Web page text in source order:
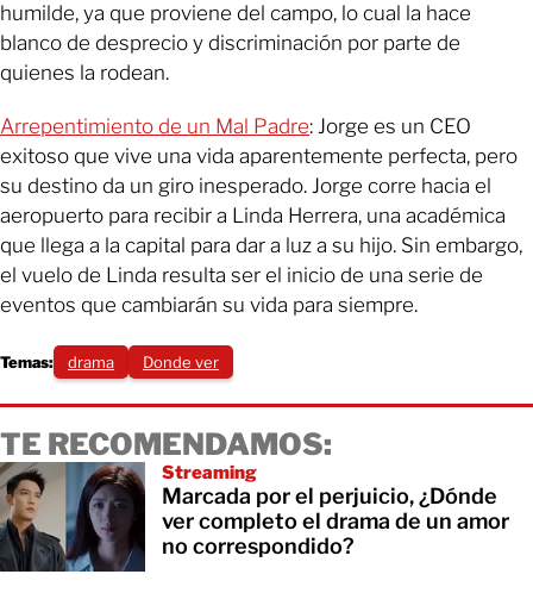
humilde, ya que proviene del campo, lo cual la hace
blanco de desprecio y discriminación por parte de
quienes la rodean.
Arrepentimiento de un Mal Padre: Jorge es un CEO
exitoso que vive una vida aparentemente perfecta, pero
su destino da un giro inesperado. Jorge corre hacia el
aeropuerto para recibir a Linda Herrera, una académica
que llega a la capital para dar a luz a su hijo. Sin embargo,
el vuelo de Linda resulta ser el inicio de una serie de
eventos que cambiarán su vida para siempre.
Temas: drama Donde ver
TE RECOMENDAMOS:
Streaming
Marcada por el perjuicio, ¿Dónde
ver completo el drama de un amor
no correspondido?